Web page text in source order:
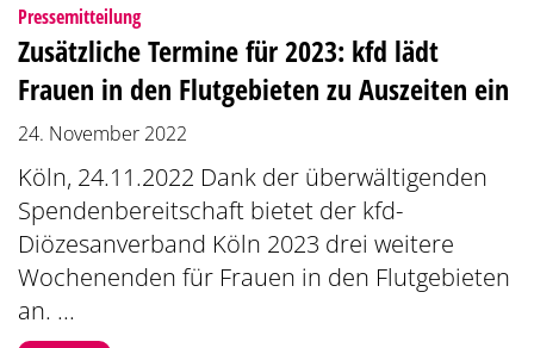
Pressemitteilung:
Zusätzliche Termine für 2023: kfd lädt
Frauen in den Flutgebieten zu Auszeiten ein
24. November 2022
Köln, 24.11.2022 Dank der überwältigenden
Spendenbereitschaft bietet der kfd-
Diözesanverband Köln 2023 drei weitere
Wochenenden für Frauen in den Flutgebieten
an. ...